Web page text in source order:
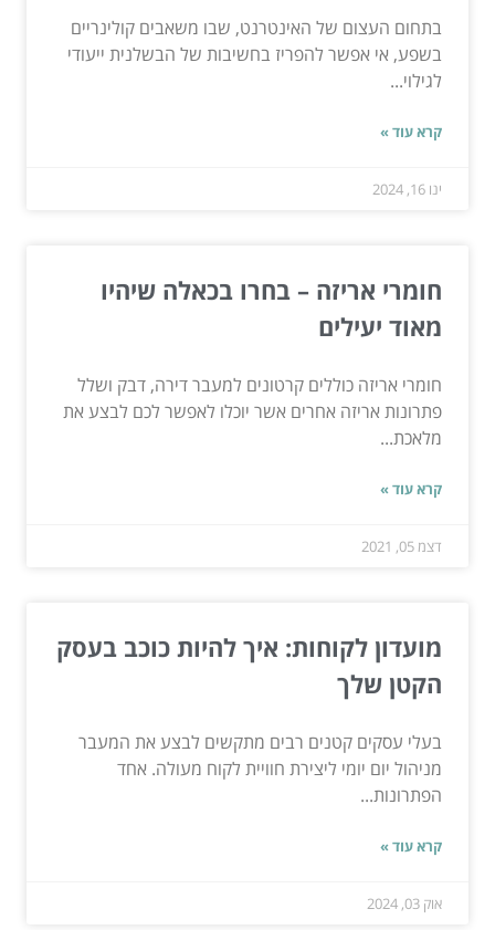
בתחום העצום של האינטרנט, שבו משאבים קולינריים
בשפע, אי אפשר להפריז בחשיבות של הבשלנית ייעודי
לגילוי...
קרא עוד »
ינו 16, 2024
חומרי אריזה – בחרו בכאלה שיהיו
מאוד יעילים
חומרי אריזה כוללים קרטונים למעבר דירה, דבק ושלל
פתרונות אריזה אחרים אשר יוכלו לאפשר לכם לבצע את
מלאכת...
קרא עוד »
דצמ 05, 2021
מועדון לקוחות: איך להיות כוכב בעסק
הקטן שלך
בעלי עסקים קטנים רבים מתקשים לבצע את המעבר
מניהול יום יומי ליצירת חוויית לקוח מעולה. אחד
הפתרונות...
קרא עוד »
אוק 03, 2024